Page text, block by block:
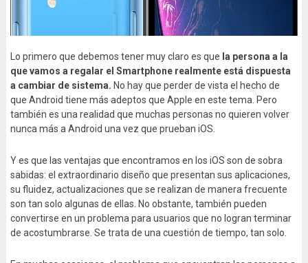
Lo primero que debemos tener muy claro es que la persona a la
que vamos a regalar el Smartphone realmente está dispuesta
a cambiar de sistema. No hay que perder de vista el hecho de
que Android tiene más adeptos que Apple en este tema. Pero
también es una realidad que muchas personas no quieren volver
nunca más a Android una vez que prueban iOS.
Y es que las ventajas que encontramos en los iOS son de sobra
sabidas: el extraordinario diseño que presentan sus aplicaciones,
su fluidez, actualizaciones que se realizan de manera frecuente
son tan solo algunas de ellas. No obstante, también pueden
convertirse en un problema para usuarios que no logran terminar
de acostumbrarse. Se trata de una cuestión de tiempo, tan solo.